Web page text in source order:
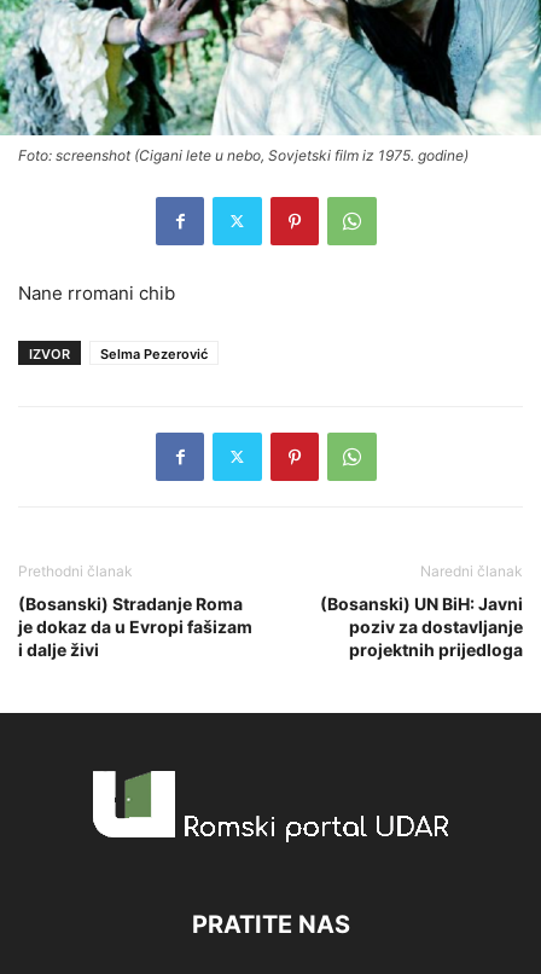
Foto: screenshot (Cigani lete u nebo, Sovjetski film iz 1975. godine)
Nane rromani chib
IZVOR Selma Pezerović
Prethodni članak
(Bosanski) Stradanje Roma
je dokaz da u Evropi fašizam
i dalje živi
Naredni članak
(Bosanski) UN BiH: Javni
poziv za dostavljanje
projektnih prijedloga
PRATITE NAS